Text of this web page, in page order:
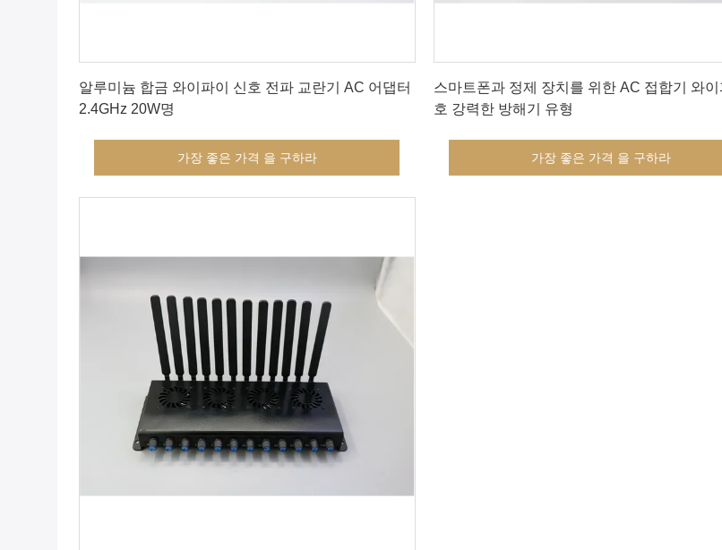
알루미늄 합금 와이파이 신호 전파 교란기 AC 어댑터
2.4GHz 20W명
가장 좋은 가격 을 구하라
스마트폰과 정제 장치를 위한 AC 접합기 와이
호 강력한 방해기 유형
가장 좋은 가격 을 구하라